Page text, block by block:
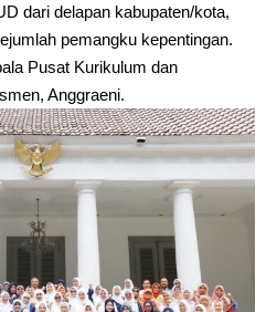
dari delapan kabupaten/kota,
pemangku kepentingan.
Pusat Kurikulum dan
Anggraeni.